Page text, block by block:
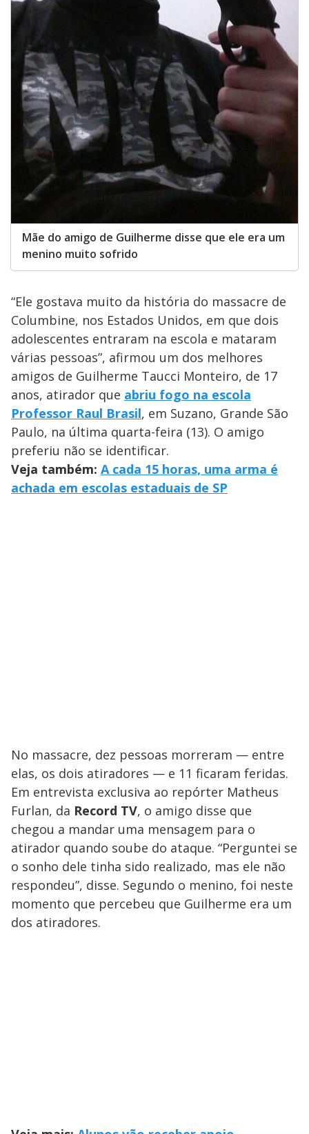
Mãe do amigo de Guilherme disse que ele era um
menino muito sofrido
“Ele gostava muito da história do massacre de
Columbine, nos Estados Unidos, em que dois
adolescentes entraram na escola e mataram
várias pessoas”, afirmou um dos melhores
amigos de Guilherme Taucci Monteiro, de 17
anos, atirador que abriu fogo na escola
Professor Raul Brasil, em Suzano, Grande São
Paulo, na última quarta-feira (13). O amigo
preferiu não se identificar.
Veja também: A cada 15 horas, uma arma é
achada em escolas estaduais de SP
No massacre, dez pessoas morreram — entre
elas, os dois atiradores — e 11 ficaram feridas.
Em entrevista exclusiva ao repórter Matheus
Furlan, da Record TV, o amigo disse que
chegou a mandar uma mensagem para o
atirador quando soube do ataque. “Perguntei se
o sonho dele tinha sido realizado, mas ele não
respondeu”, disse. Segundo o menino, foi neste
momento que percebeu que Guilherme era um
dos atiradores.